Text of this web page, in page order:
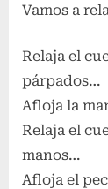
Vamos a
Relaja el
párpados…
Afloja la
Relaja el
manos…
Afloja el